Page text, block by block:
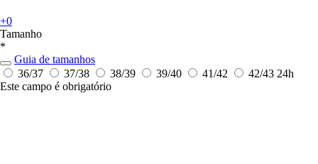
+0
Tamanho
*
Guia de tamanhos
36/37
37/38 38/39 39/40 41/42 42/43 24h
Este campo é obrigatório